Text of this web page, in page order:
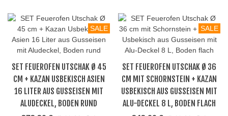
SALE
SET FEUEROFEN UTSCHAK Ø 45
CM + KAZAN USBEKISCH ASIEN
16 LITER AUS GUSSEISEN MIT
ALUDECKEL, BODEN RUND
SALE
SET FEUEROFEN UTSCHAK Ø 36
CM MIT SCHORNSTEIN + KAZAN
USBEKISCH AUS GUSSEISEN MIT
ALU-DECKEL 8 L, BODEN FLACH